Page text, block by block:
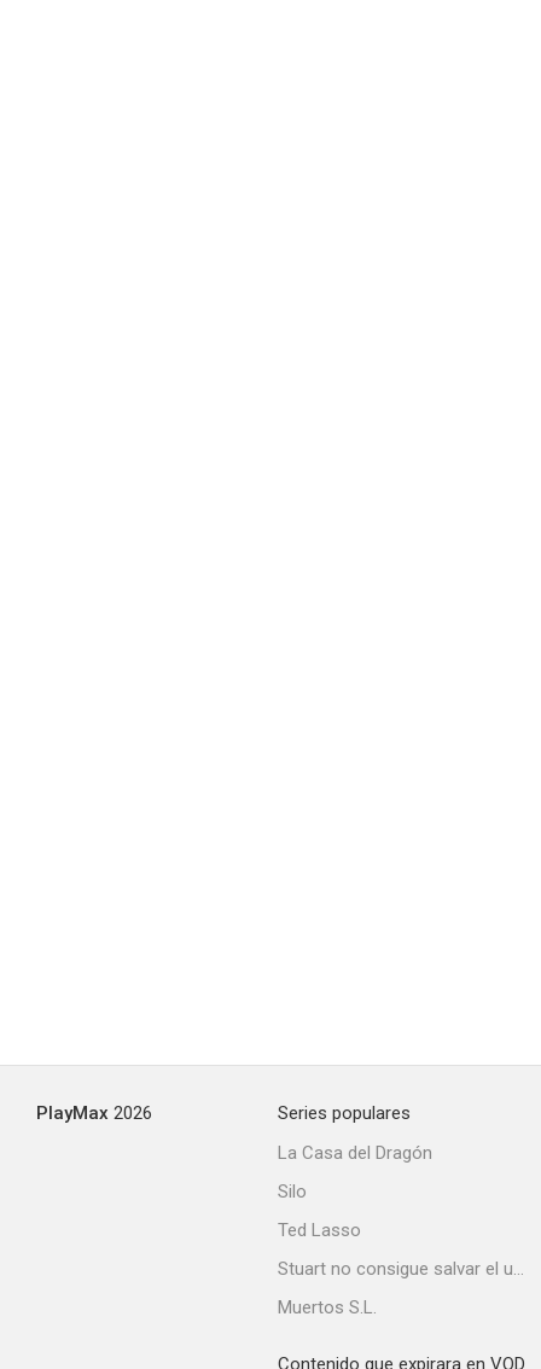
PlayMax 2026
Series populares
La Casa del Dragón
Silo
Ted Lasso
Stuart no consigue salvar el universo
Muertos S.L.
Contenido que expirara en VOD